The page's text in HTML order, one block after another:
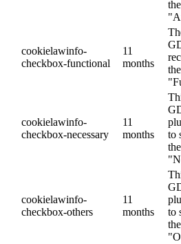
cookielawinfo-
checkbox-functional
11
months
cookielawinfo-
checkbox-necessary
11
months
to
cookielawinfo-
checkbox-others
11
months
to